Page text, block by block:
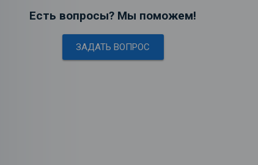
Есть вопросы? Мы поможем!
ЗАДАТЬ ВОПРОС